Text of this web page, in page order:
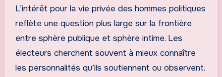
L’intérêt pour la vie privée des hommes politiques
reflète une question plus large sur la frontière
entre sphère publique et sphère intime. Les
électeurs cherchent souvent à mieux connaître
les personnalités qu’ils soutiennent ou observent.